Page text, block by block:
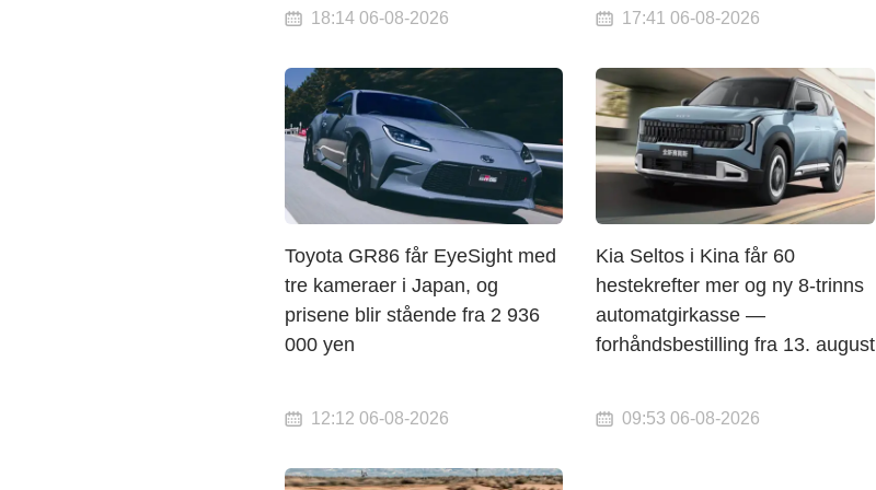
18:14 06-08-2026 17:41 06-08-2026
Toyota GR86 får EyeSight med
tre kameraer i Japan, og
prisene blir stående fra 2 936
000 yen
12:12 06-08-2026
Kia Seltos i Kina får 60
hestekrefter mer og ny 8-trinns
automatgirkasse —
forhåndsbestilling fra 13. august
09:53 06-08-2026